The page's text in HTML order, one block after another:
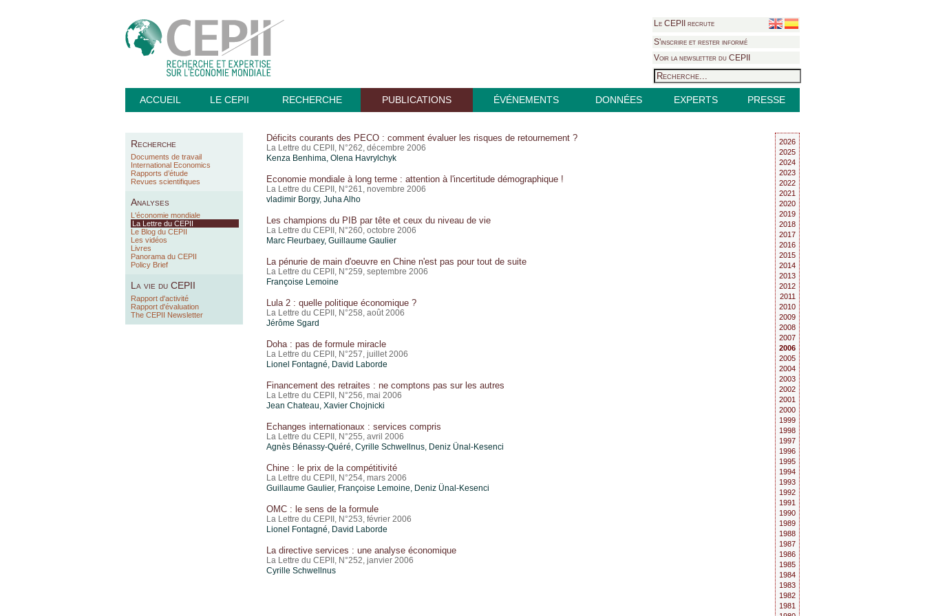
Le CEPII recrute
S'inscrire et rester informé
Voir la newsletter du CEPII
ACCUEIL LE CEPII RECHERCHE PUBLICATIONS ÉVÉNEMENTS DONNÉES EXPERTS PRESSE
Recherche
Documents de travail
International Economics
Rapports d’étude
Revues scientifiques
Analyses
L'économie mondiale
La Lettre du CEPII
Le Blog du CEPII
Les vidéos
Livres
Panorama du CEPII
Policy Brief
La vie du CEPII
Rapport d'activité
Rapport d'évaluation
The CEPII Newsletter
Déficits courants des PECO : comment évaluer les risques de retournement ?
La Lettre du CEPII, N°262, décembre 2006
Kenza Benhima, Olena Havrylchyk
Economie mondiale à long terme : attention à l'incertitude démographique !
La Lettre du CEPII, N°261, novembre 2006
vladimir Borgy, Juha Alho
Les champions du PIB par tête et ceux du niveau de vie
La Lettre du CEPII, N°260, octobre 2006
Marc Fleurbaey, Guillaume Gaulier
La pénurie de main d'oeuvre en Chine n'est pas pour tout de suite
La Lettre du CEPII, N°259, septembre 2006
Françoise Lemoine
Lula 2 : quelle politique économique ?
La Lettre du CEPII, N°258, août 2006
Jérôme Sgard
Doha : pas de formule miracle
La Lettre du CEPII, N°257, juillet 2006
Lionel Fontagné, David Laborde
Financement des retraites : ne comptons pas sur les autres
La Lettre du CEPII, N°256, mai 2006
Jean Chateau, Xavier Chojnicki
Echanges internationaux : services compris
La Lettre du CEPII, N°255, avril 2006
Agnès Bénassy-Quéré, Cyrille Schwellnus, Deniz Ünal-Kesenci
Chine : le prix de la compétitivité
La Lettre du CEPII, N°254, mars 2006
Guillaume Gaulier, Françoise Lemoine, Deniz Ünal-Kesenci
OMC : le sens de la formule
La Lettre du CEPII, N°253, février 2006
Lionel Fontagné, David Laborde
La directive services : une analyse économique
La Lettre du CEPII, N°252, janvier 2006
Cyrille Schwellnus
2026
2025
2024
2023
2022
2021
2020
2019
2018
2017
2016
2015
2014
2013
2012
2011
2010
2009
2008
2007
2006
2005
2004
2003
2002
2001
2000
1999
1998
1997
1996
1995
1994
1993
1992
1991
1990
1989
1988
1987
1986
1985
1984
1983
1982
1981